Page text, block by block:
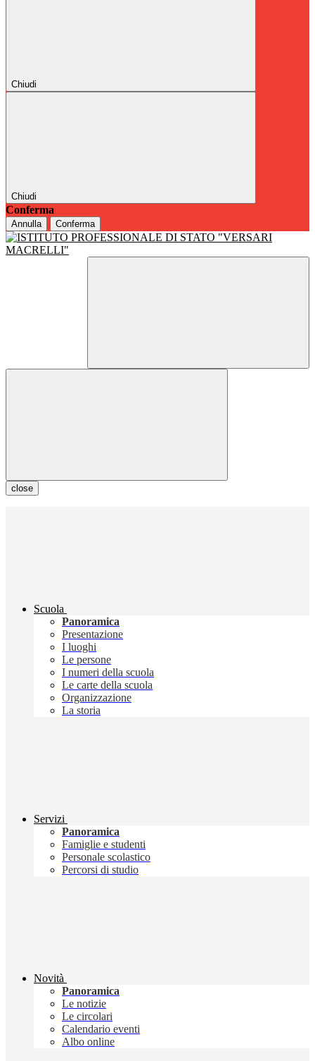
Chiudi
Chiudi
Conferma
Annulla Conferma
close
Scuola
Panoramica
Presentazione
I luoghi
Le persone
I numeri della scuola
Le carte della scuola
Organizzazione
La storia
Servizi
Panoramica
Famiglie e studenti
Personale scolastico
Percorsi di studio
Novità
Panoramica
Le notizie
Le circolari
Calendario eventi
Albo online